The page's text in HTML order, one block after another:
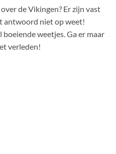
de Vikingen? Er zijn vast
antwoord niet op weet!
weetjes. Ga er maar
verleden!